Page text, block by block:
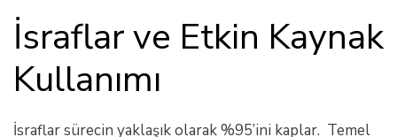
İsraflar ve Etkin Kaynak
Kullanımı
İsraflar sürecin yaklaşık olarak %95’ini kaplar. Temel